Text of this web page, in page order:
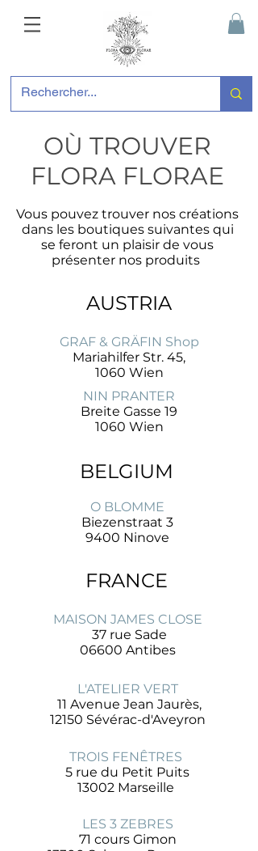
OÙ TROUVER
FLORA FLORAE
Vous pouvez trouver nos créations
dans les boutiques suivantes qui
se feront un plaisir de vous
présenter nos produits
AUSTRIA
GRAF & GRÄFIN Shop
Mariahilfer Str. 45,
1060 Wien
NIN PRANTER
Breite Gasse 19
1060 Wien
BELGIUM
O BLOMME
Biezenstraat 3
9400 Ninove
FRANCE
MAISON JAMES CLOSE
37 rue Sade
06600 Antibes
L'ATELIER VERT
11 Avenue Jean Jaurès,
12150 Sévérac-d'Aveyron
TROIS FENÊTRES
5 rue du Petit Puits
13002 Marseille
LES 3 ZEBRES
71 cours Gimon